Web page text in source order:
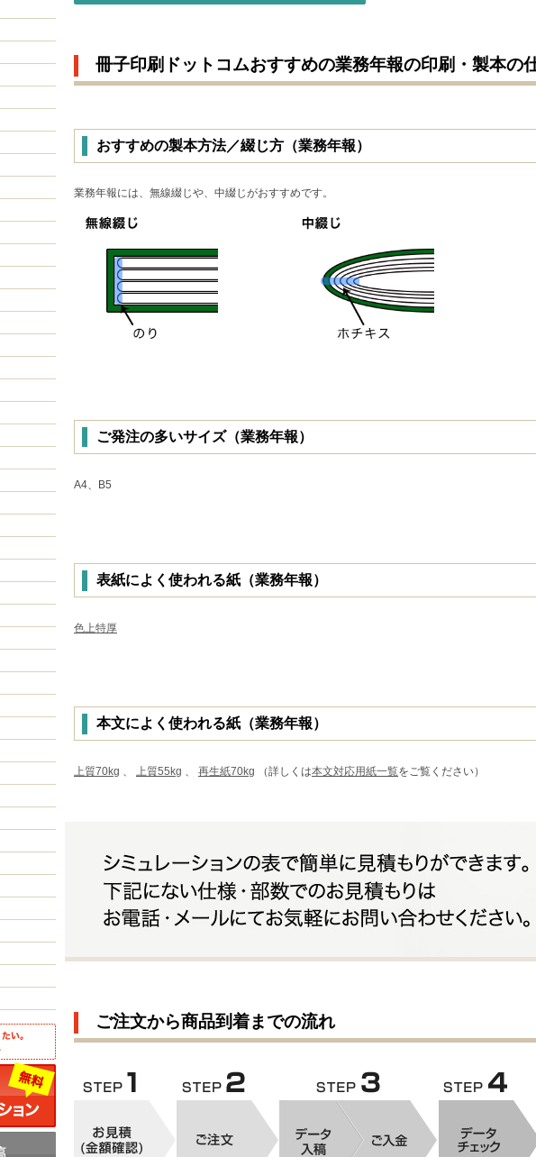
冊子印刷ドットコムおすすめの業務年報の印刷・製本の
おすすめの製本方法／綴じ方（業務年報）
業務年報には、無線綴じや、中綴じがおすすめです。
ご発注の多いサイズ（業務年報）
A4、B5
表紙によく使われる紙（業務年報）
色上特厚
本文によく使われる紙（業務年報）
上質70kg 上質55kg 再生紙70kg （詳しくは本文対応用紙一覧をご覧ください）
ご注文から商品到着までの流れ